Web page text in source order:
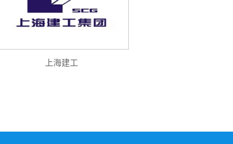
上海建工